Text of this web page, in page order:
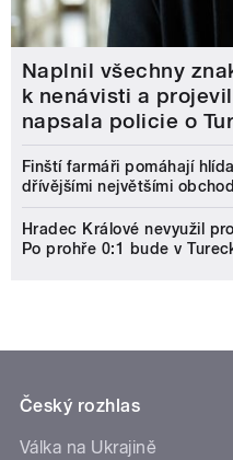
Naplnil všechny
k nenávisti a
napsala policie o
Finští farmáři pomáhají
dřívějšími největšími
Hradec Králové nevyužil
Po prohře 0:1 bude v
Český rozhlas
Válka na Ukrajině